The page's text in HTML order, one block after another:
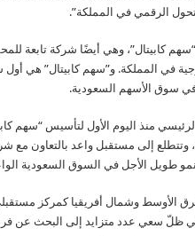
الرقمي في المملكة”.
كابيتال”، وهي أيضًا شركة تابعة
في المملكة. و”سهم كابيتال” هي
سوق الأسهم السعودية.
منذ اليوم الأول لتأسيس “سهم
إلى مستقبل واعد بالتعاون مع
نمو طويل الأجل في السوق السعودية
الأوسط وشمال أفريقيا كمركز
ظلّ سعي عدد متزايد إلى البحث عن